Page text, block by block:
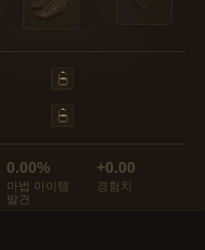
0.00%
마법 아이템
발견
+0.00
경험치